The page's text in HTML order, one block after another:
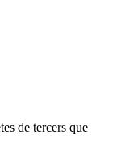
de tercers que